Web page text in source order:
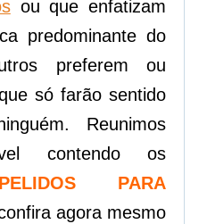
ou que enfatizam
predominante do
preferem ou
só farão sentido
Reunimos
contendo os
PARA
agora mesmo